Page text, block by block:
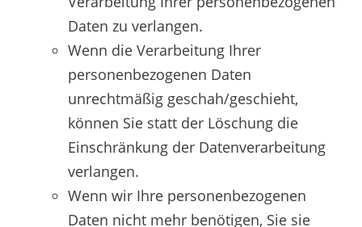
Daten zu verlangen.
Wenn die Verarbeitung Ihrer
personenbezogenen Daten
unrechtmäßig geschah/geschieht,
können Sie statt der Löschung die
Einschränkung der Datenverarbeitung
verlangen.
Wenn wir Ihre personenbezogenen
Daten nicht mehr benötigen, Sie sie